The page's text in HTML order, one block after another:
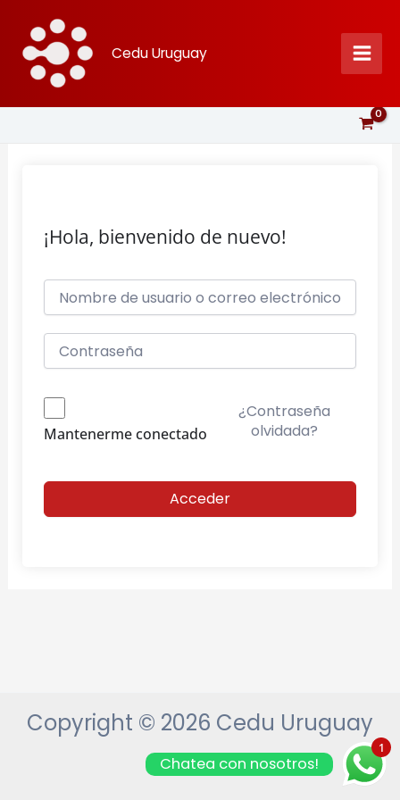
contenido
Cedu Uruguay
¡Hola, bienvenido de nuevo!
Mantenerme conectado
¿Contraseña
olvidada?
Acceder
Copyright © 2026 Cedu Uruguay
1
Chatea con nosotros!